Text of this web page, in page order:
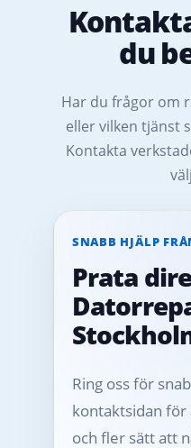
du
Har du frågor om
eller vilken tjänst
Kontakta
SNABB HJÄLP
Prata
Ring oss för
kontaktsidan
och fler sätt att